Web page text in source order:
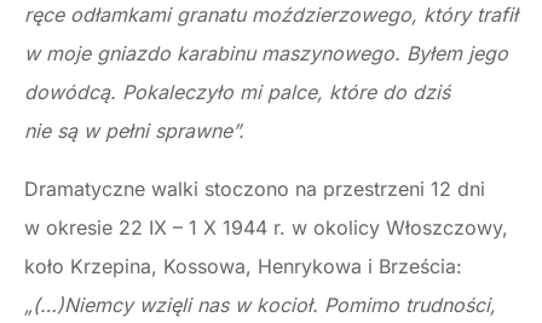
ręce odłamkami granatu moździerzowego, który trafił
w moje gniazdo karabinu maszynowego. Byłem jego
dowódcą. Pokaleczyło mi palce, które do dziś
nie są w pełni sprawne”.
Dramatyczne walki stoczono na przestrzeni 12 dni
w okresie 22 IX – 1 X 1944 r. w okolicy Włoszczowy,
koło Krzepina, Kossowa, Henrykowa i Brześcia:
„(…)Niemcy wzięli nas w kocioł. Pomimo trudności,